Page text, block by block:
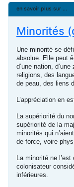
en savoir plus sur ...
Minorités
Une minorité se
absolue. Elle peut
d’une nation,
religions, des
de peau, des liens
L’appréciation en
La supériorité du
supériorité de la
minorités qui
de force, voire
La minorité ne
colonisateur
inférieures.